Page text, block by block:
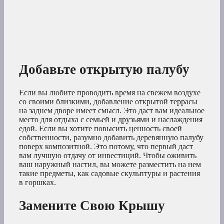
Добавьте открытую палубу
Если вы любите проводить время на свежем воздухе
со своими близкими, добавление открытой террасы
на заднем дворе имеет смысл. Это даст вам идеальное
место для отдыха с семьей и друзьями и наслаждения
едой. Если вы хотите повысить ценность своей
собственности, разумно добавить деревянную палубу
поверх композитной. Это потому, что первый даст
вам лучшую отдачу от инвестиций. Чтобы оживить
ваш наружный настил, вы можете разместить на нем
такие предметы, как садовые скульптуры и растения
в горшках.
Замените Свою Крышу